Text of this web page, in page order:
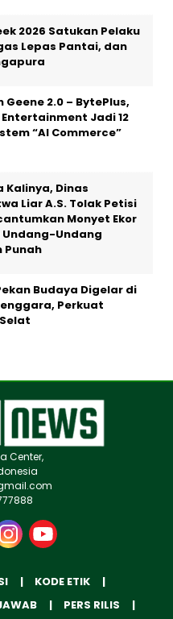
2026 Satukan Pelaku
Lepas Pantai, dan
2.0 – BytePlus,
Jadi 12
“AI Commerce”
Kalinya, Dinas
Liar A.S. Tolak Petisi
Monyet Ekor
Undang-Undang
Punah
Budaya Digelar di
Perkuat
Center,
KODE ETIK
PERS RILIS